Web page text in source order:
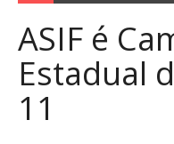
ASIF é
Estadual
11